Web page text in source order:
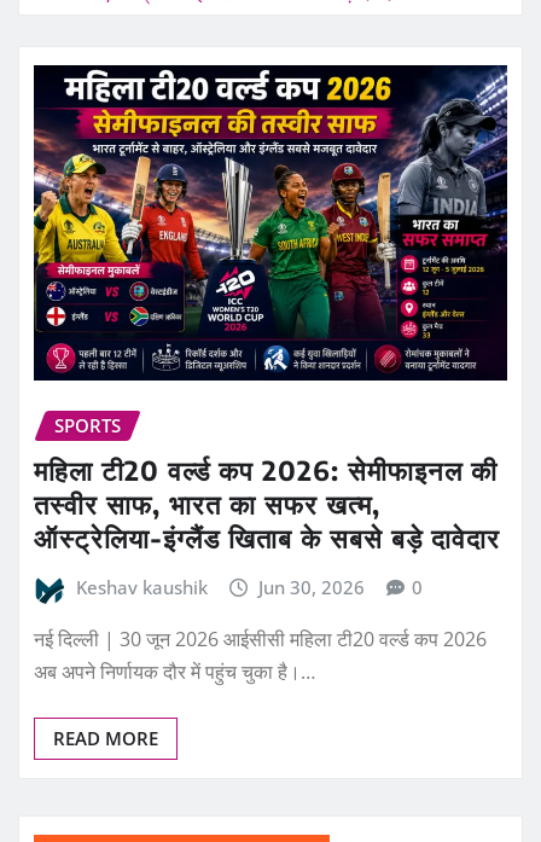
SPORTS
महिला टी20 वर्ल्ड कप 2026: सेमीफाइनल की
तस्वीर साफ, भारत का सफर खत्म,
ऑस्ट्रेलिया-इंग्लैंड खिताब के सबसे बड़े दावेदार
Keshav kaushik Jun 30, 2026 0
नई दिल्ली | 30 जून 2026 आईसीसी महिला टी20 वर्ल्ड कप 2026
अब अपने निर्णायक दौर में पहुंच चुका है।…
READ MORE